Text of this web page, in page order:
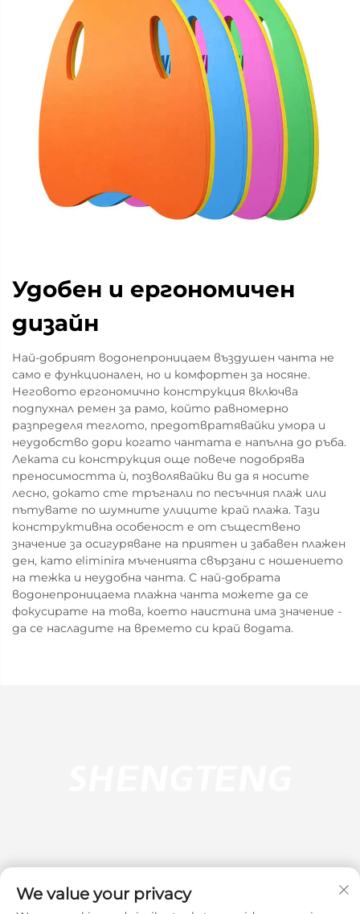
Удобен и ергономичен
дизайн
Най-добрият водонепроницаем въздушен чанта не
само е функционален, но и комфортен за носяне.
Неговото ергономично конструкция включва
подпухнал ремен за рамо, който равномерно
разпределя теглото, предотвратявайки умора и
неудобство дори когато чантата е напълна до ръба.
Леката си конструкция още повече подобрява
преносимостта ѝ, позволявайки ви да я носите
лесно, докато сте тръгнали по песъчния плаж или
пътувате по шумните улиците край плажа. Тази
конструктивна особеност е от съществено
значение за осигуряване на приятен и забавен плажен
ден, като eliminira мъченията свързани с ношението
на тежка и неудобна чанта. С най-добрата
водонепроницаема плажна чанта можете да се
фокусирате на това, което наистина има значение -
да се насладите на времето си край водата.
We value your privacy